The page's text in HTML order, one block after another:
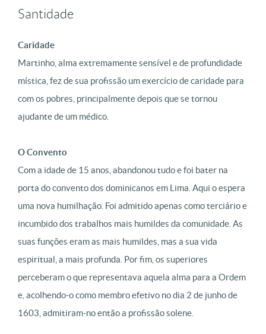
Santidade
Caridade
Martinho, alma extremamente sensível e de profundidade
mística, fez de sua profissão um exercício de caridade para
com os pobres, principalmente depois que se tornou
ajudante de um médico.
O Convento
Com a idade de 15 anos, abandonou tudo e foi bater na
porta do convento dos dominicanos em Lima. Aqui o espera
uma nova humilhação. Foi admitido apenas como terciário e
incumbido dos trabalhos mais humildes da comunidade. As
suas funções eram as mais humildes, mas a sua vida
espiritual, a mais profunda. Por fim, os superiores
perceberam o que representava aquela alma para a Ordem
e, acolhendo-o como membro efetivo no dia 2 de junho de
1603, admitiram-no então a profissão solene.